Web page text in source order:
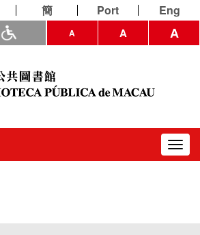
簡 Port Eng
A A A